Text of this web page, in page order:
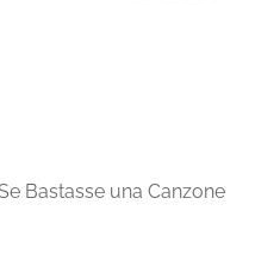
Bastasse una Canzone